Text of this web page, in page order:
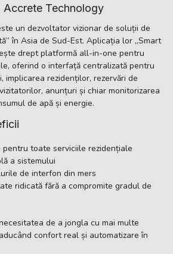
Accrete Technology
un dezvoltator vizionar de soluții de
în Asia de Sud-Est. Aplicația lor „Smart
drept platformă all-in-one pentru
oferind o interfață centralizată pentru
implicarea rezidenților, rezervări de
anunțuri și chiar monitorizarea
de apă și energie.
pentru toate serviciile rezidențiale
a sistemului
de interfon din mers
ridicată fără a compromite gradul de
de a jongla cu mai multe
confort real și automatizare în